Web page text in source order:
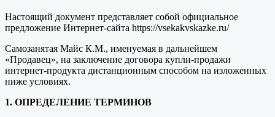
Настоящий документ представляет собой официальное
предложение Интернет-сайта https://vsekakvskazke.ru/
Самозанятая Майс К.М., именуемая в дальнейшем
«Продавец», на заключение договора купли-продажи
интернет-продукта дистанционным способом на изложенных
ниже условиях.
1. ОПРЕДЕЛЕНИЕ ТЕРМИНОВ